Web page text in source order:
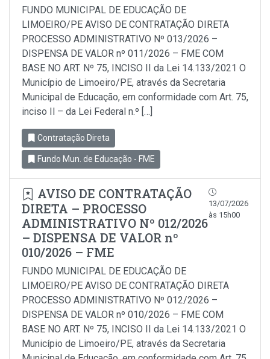
FUNDO MUNICIPAL DE EDUCAÇÃO DE
LIMOEIRO/PE AVISO DE CONTRATAÇÃO DIRETA
PROCESSO ADMINISTRATIVO Nº 013/2026 –
DISPENSA DE VALOR nº 011/2026 – FME COM
BASE NO ART. Nº 75, INCISO II da Lei 14.133/2021 O
Município de Limoeiro/PE, através da Secretaria
Municipal de Educação, em conformidade com Art. 75,
inciso Il – da Lei Federal n.º […]
Contratação Direta
Fundo Mun. de Educação - FME
AVISO DE CONTRATAÇÃO
DIRETA – PROCESSO
ADMINISTRATIVO Nº 012/2026
– DISPENSA DE VALOR nº
010/2026 – FME
13/07/2026
às 15h00
FUNDO MUNICIPAL DE EDUCAÇÃO DE
LIMOEIRO/PE AVISO DE CONTRATAÇÃO DIRETA
PROCESSO ADMINISTRATIVO Nº 012/2026 –
DISPENSA DE VALOR nº 010/2026 – FME COM
BASE NO ART. Nº 75, INCISO II da Lei 14.133/2021 O
Município de Limoeiro/PE, através da Secretaria